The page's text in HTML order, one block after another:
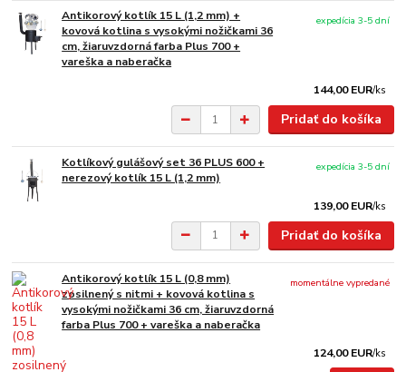
Antikorový kotlík 15 L (1,2 mm) +
kovová kotlina s vysokými nožičkami 36
cm, žiaruvzdorná farba Plus 700 +
vareška a naberačka
144,00 EUR/ks
expedícia 3-5 dní
Pridať do košíka
Kotlíkový gulášový set 36 PLUS 600 +
nerezový kotlík 15 L (1,2 mm)
139,00 EUR/ks
expedícia 3-5 dní
Pridať do košíka
Antikorový kotlík 15 L (0,8 mm)
zosilnený s nitmi + kovová kotlina s
vysokými nožičkami 36 cm, žiaruvzdorná
farba Plus 700 + vareška a naberačka
124,00 EUR/ks
momentálne vypredané